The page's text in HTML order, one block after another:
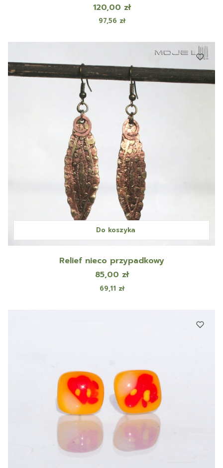
Cena
120,00 zł
Cena
97,56 zł
Do koszyka
Relief nieco przypadkowy
Cena
85,00 zł
Cena
69,11 zł